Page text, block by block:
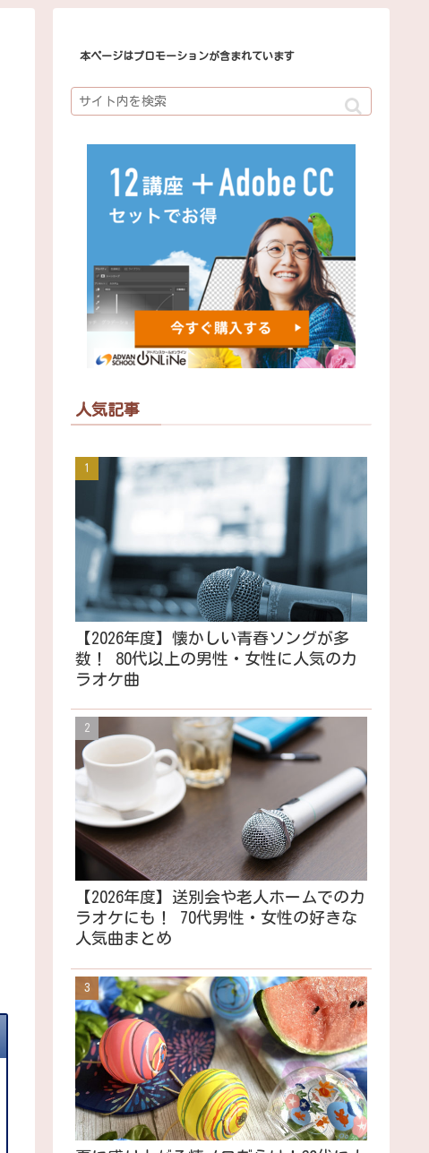
本ページはプロモーションが含まれています
人気記事
【2026年度】懐かしい青春ソングが多
数！ 80代以上の男性・女性に人気のカ
ラオケ曲
【2026年度】送別会や老人ホームでのカ
ラオケにも！ 70代男性・女性の好きな
人気曲まとめ